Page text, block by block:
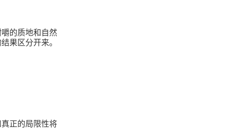
的质地和自然
果区分开来。
正的局限性将